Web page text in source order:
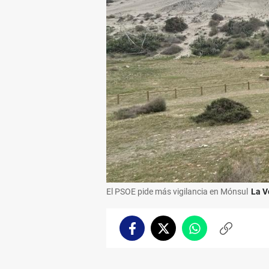
El PSOE pide más vigilancia en Mónsul La
FacebookTwitterWhatsappCopiar